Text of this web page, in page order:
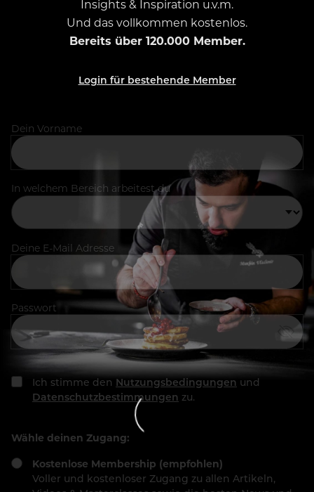
Insights & Inspiration u.v.m.
Und das vollkommen kostenlos.
Bereits über 120.000 Member.
Login für bestehende Member
Dein Vorname
In welchem Bereich arbeitest du
Deine E-Mail Adresse
Passwort
Ich stimme den Nutzungsbedingungen und
Datenschutzbestimmungen zu.
Wähle deinen Zugang:
Kostenlose Membership (empfohlen)
Voller und kostenloser Zugang zu allen Artikeln,